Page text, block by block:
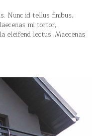
Nunc id tellus finibus,
mi tortor,
eleifend lectus. Maecenas